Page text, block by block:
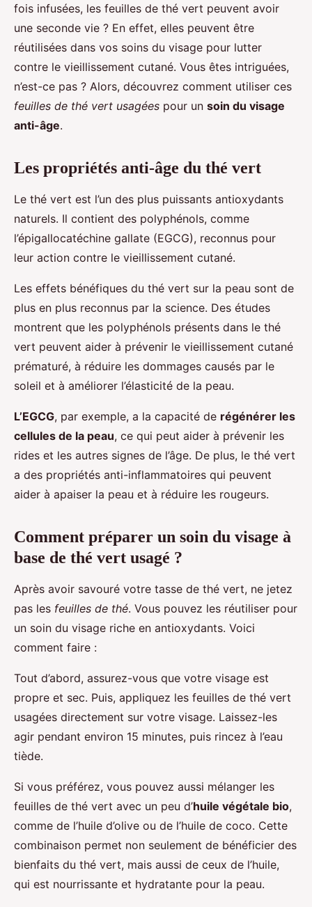
fois infusées, les feuilles de thé vert peuvent avoir
une seconde vie ? En effet, elles peuvent être
réutilisées dans vos soins du visage pour lutter
contre le vieillissement cutané. Vous êtes intriguées,
n’est-ce pas ? Alors, découvrez comment utiliser ces
feuilles de thé vert usagées pour un soin du visage
anti-âge.
Les propriétés anti-âge du thé vert
Le thé vert est l’un des plus puissants antioxydants
naturels. Il contient des polyphénols, comme
l’épigallocatéchine gallate (EGCG), reconnus pour
leur action contre le vieillissement cutané.
Les effets bénéfiques du thé vert sur la peau sont de
plus en plus reconnus par la science. Des études
montrent que les polyphénols présents dans le thé
vert peuvent aider à prévenir le vieillissement cutané
prématuré, à réduire les dommages causés par le
soleil et à améliorer l’élasticité de la peau.
L’EGCG, par exemple, a la capacité de régénérer les
cellules de la peau, ce qui peut aider à prévenir les
rides et les autres signes de l’âge. De plus, le thé vert
a des propriétés anti-inflammatoires qui peuvent
aider à apaiser la peau et à réduire les rougeurs.
Comment préparer un soin du visage à
base de thé vert usagé ?
Après avoir savouré votre tasse de thé vert, ne jetez
pas les feuilles de thé. Vous pouvez les réutiliser pour
un soin du visage riche en antioxydants. Voici
comment faire :
Tout d’abord, assurez-vous que votre visage est
propre et sec. Puis, appliquez les feuilles de thé vert
usagées directement sur votre visage. Laissez-les
agir pendant environ 15 minutes, puis rincez à l’eau
tiède.
Si vous préférez, vous pouvez aussi mélanger les
feuilles de thé vert avec un peu d’huile végétale bio,
comme de l’huile d’olive ou de l’huile de coco. Cette
combinaison permet non seulement de bénéficier des
bienfaits du thé vert, mais aussi de ceux de l’huile,
qui est nourrissante et hydratante pour la peau.